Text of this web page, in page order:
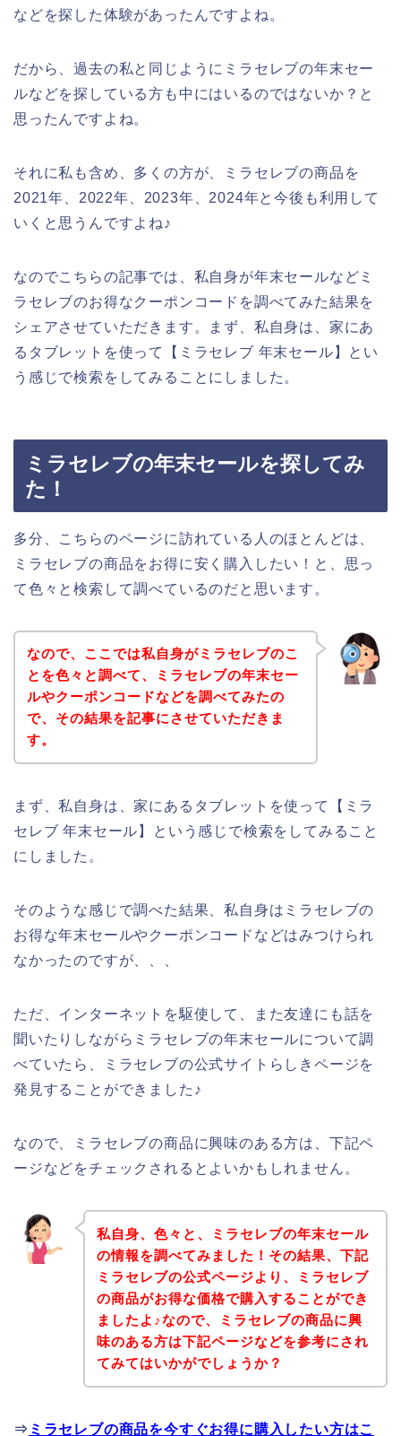
などを探した体験があったんですよね。
だから、過去の私と同じようにミラセレブの年末セー
ルなどを探している方も中にはいるのではないか？と
思ったんですよね。
それに私も含め、多くの方が、ミラセレブの商品を
2021年、2022年、2023年、2024年と今後も利用して
いくと思うんですよね♪
なのでこちらの記事では、私自身が年末セールなどミ
ラセレブのお得なクーポンコードを調べてみた結果を
シェアさせていただきます。まず、私自身は、家にあ
るタブレットを使って【ミラセレブ 年末セール】とい
う感じで検索をしてみることにしました。
ミラセレブの年末セールを探してみ
た！
多分、こちらのページに訪れている人のほとんどは、
ミラセレブの商品をお得に安く購入したい！と、思っ
て色々と検索して調べているのだと思います。
なので、ここでは私自身がミラセレブのこ
とを色々と調べて、ミラセレブの年末セー
ルやクーポンコードなどを調べてみたの
で、その結果を記事にさせていただきま
す。
まず、私自身は、家にあるタブレットを使って【ミラ
セレブ 年末セール】という感じで検索をしてみること
にしました。
そのような感じで調べた結果、私自身はミラセレブの
お得な年末セールやクーポンコードなどはみつけられ
なかったのですが、、、
ただ、インターネットを駆使して、また友達にも話を
聞いたりしながらミラセレブの年末セールについて調
べていたら、ミラセレブの公式サイトらしきページを
発見することができました♪
なので、ミラセレブの商品に興味のある方は、下記ペ
ージなどをチェックされるとよいかもしれません。
私自身、色々と、ミラセレブの年末セール
の情報を調べてみました！その結果、下記
ミラセレブの公式ページより、ミラセレブ
の商品がお得な価格で購入することができ
ましたよ♪なので、ミラセレブの商品に興
味のある方は下記ページなどを参考にされ
てみてはいかがでしょうか？
⇒ ミラセレブの商品を今すぐお得に購入したい方はこ